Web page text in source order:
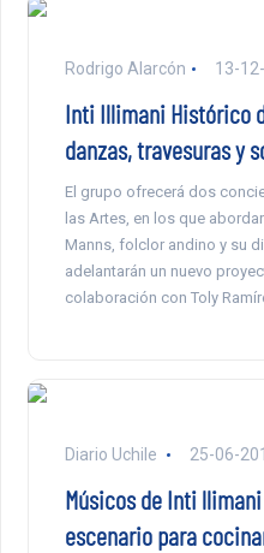
Rodrigo Alarcón 13-
Inti Illimani Histórico
danzas, travesuras y
El grupo ofrecerá dos
las Artes, en los que
Manns, folclor andino y su
adelantarán un nuevo
colaboración con Toly
Diario Uchile 25-06-
Músicos de Inti
escenario para